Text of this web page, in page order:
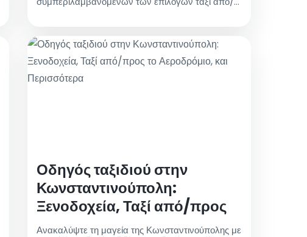
Οδηγός ταξιδιού στην
Κωνσταντινούπολη:
Ξενοδοχεία, Ταξί από/προς
το Αεροδρόμιο, και
Ανακαλύψτε τη μαγεία της Κωνσταντινούπολης με